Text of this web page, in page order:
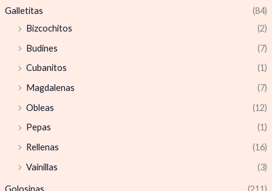
Galletitas
(84)
Bizcochitos
(2)
Budines
(7)
Cubanitos
(1)
Magdalenas
(7)
Obleas
(12)
Pepas
(1)
Rellenas
(16)
Vainillas
(3)